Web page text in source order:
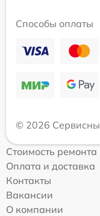
Способы оплаты
© 2026
Стоимость ремонта
Оплата и доставка
Контакты
Вакансии
О компании